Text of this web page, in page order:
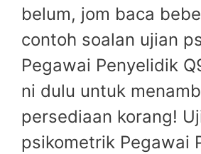
belum, jom baca
contoh soalan ujian
Pegawai Penyelidik
ni dulu untuk
persediaan korang!
psikometrik Pegawai